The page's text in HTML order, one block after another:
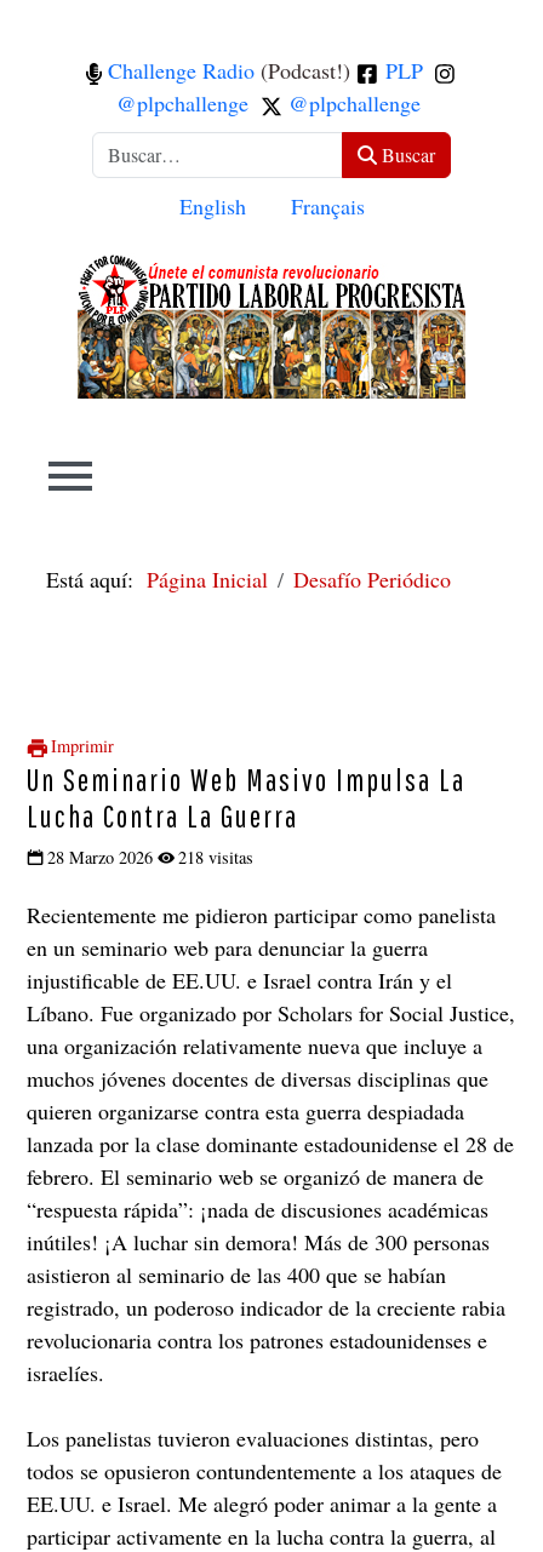
Challenge Radio (Podcast!)
PLP
@plpchallenge
@plpchallenge
Buscar Buscar
Seleccione su idioma
English Français
Está aquí:Página Inicial Desafío Periódico
Imprimir
Un Seminario Web Masivo Impulsa La
Lucha Contra La Guerra
28 Marzo 2026 218 visitas
Recientemente me pidieron participar como panelista
en un seminario web para denunciar la guerra
injustificable de EE.UU. e Israel contra Irán y el
Líbano. Fue organizado por Scholars for Social Justice,
una organización relativamente nueva que incluye a
muchos jóvenes docentes de diversas disciplinas que
quieren organizarse contra esta guerra despiadada
lanzada por la clase dominante estadounidense el 28 de
febrero. El seminario web se organizó de manera de
“respuesta rápida”: ¡nada de discusiones académicas
inútiles! ¡A luchar sin demora! Más de 300 personas
asistieron al seminario de las 400 que se habían
registrado, un poderoso indicador de la creciente rabia
revolucionaria contra los patrones estadounidenses e
israelíes.
Los panelistas tuvieron evaluaciones distintas, pero
todos se opusieron contundentemente a los ataques de
EE.UU. e Israel. Me alegró poder animar a la gente a
participar activamente en la lucha contra la guerra, al